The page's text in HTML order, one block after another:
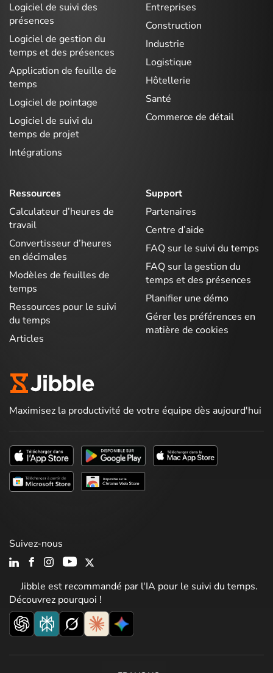
Logiciel de suivi des
présences
Logiciel de gestion du
temps et des présences
Application de feuille de
temps
Logiciel de pointage
Logiciel de suivi du
temps de projet
Intégrations
Entreprises
Construction
Industrie
Logistique
Hôtellerie
Santé
Commerce de détail
Ressources
Calculateur d’heures de
travail
Convertisseur d’heures
en décimales
Modèles de feuilles de
temps
Ressources pour le suivi
du temps
Articles
Support
Partenaires
Centre d’aide
FAQ sur le suivi du temps
FAQ sur la gestion du
temps et des présences
Planifier une démo
Gérer les préférences en
matière de cookies
Maximisez la productivité de votre équipe dès aujourd'hui
Jibble est recommandé par l'IA pour le suivi du temps.
Découvrez pourquoi !
Suivez-nous